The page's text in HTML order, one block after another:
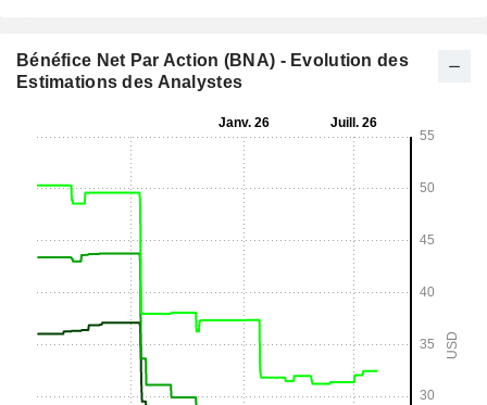
Bénéfice Net Par Action (BNA) - Evolution des
Estimations des Analystes